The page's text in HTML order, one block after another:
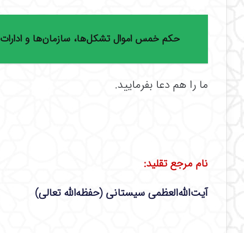
حکم خمس اموال تشکل‌ها، سازمان‌ها و ادارات
ما را هم دعا بفرمایید.
نام مرجع تقلید:
آیت‌الله‌العظمی سیستانی (حفظه‌الله تعالی)